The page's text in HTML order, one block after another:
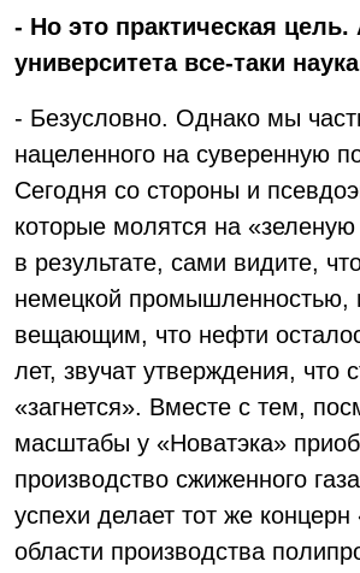
- Но это практическая
университета все-таки
- Безусловно. Однако мы
нацеленного на суверенную
Сегодня со стороны и
которые молятся на «зеленую
в результате, сами видите,
немецкой промышленностью,
вещающим, что нефти
лет, звучат утверждения, что
«загнется». Вместе с тем,
масштабы у «Новатэка»
производство сжиженного
успехи делает тот же концерн
области производства